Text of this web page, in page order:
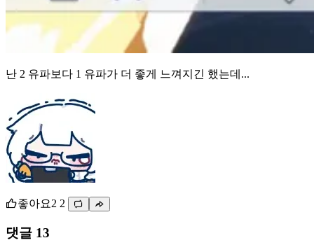
난 2 유파보다 1 유파가 더 좋게 느껴지긴 했는데...
좋아요2 2
댓글 13